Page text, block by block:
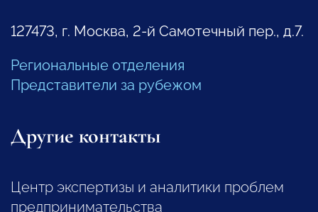
127473, г. Москва, 2-й Самотечный пер., д.7.
Региональные отделения
Представители за рубежом
Другие контакты
Центр экспертизы и аналитики проблем
предпринимательства